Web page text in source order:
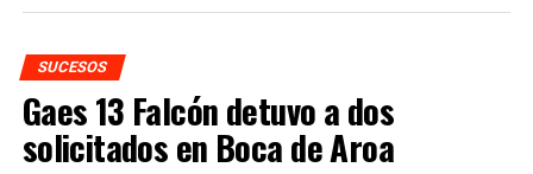
SUCESOS
Gaes 13 Falcón detuvo a dos
solicitados en Boca de Aroa